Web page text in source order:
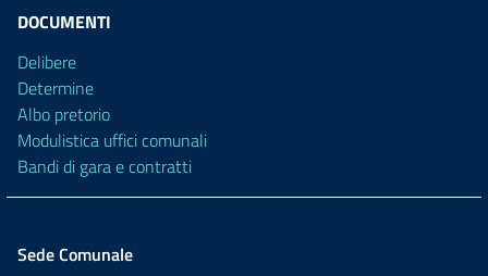
DOCUMENTI
Delibere
Determine
Albo pretorio
Modulistica uffici comunali
Bandi di gara e contratti
Sede Comunale